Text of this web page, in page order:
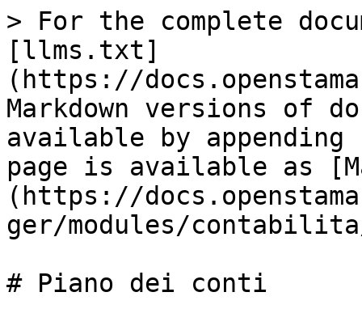
> For the complete
[llms.txt]
(https://
Markdown versions of
available by
page is available as
(https://
ger/modules/
# Piano dei conti